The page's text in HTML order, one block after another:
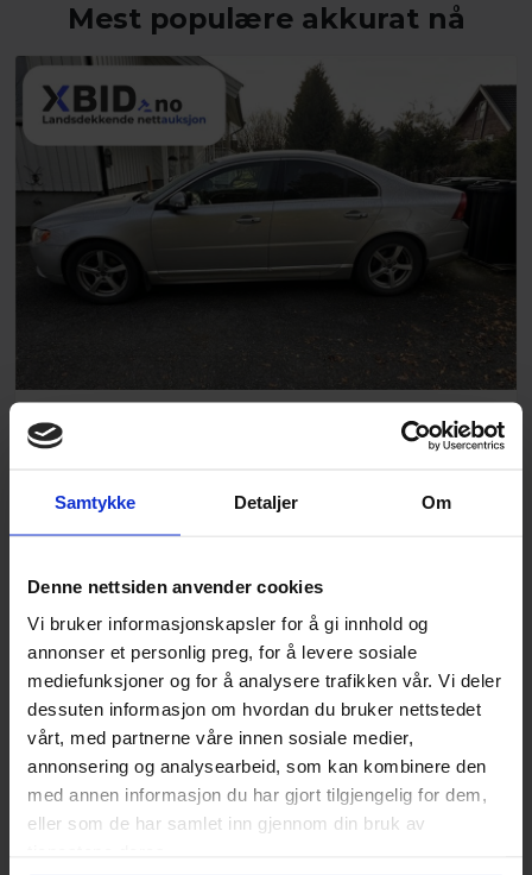
Samtykke Detaljer Om
Denne nettsiden anvender cookies
Vi bruker informasjonskapsler for å gi innhold og
annonser et personlig preg, for å levere sosiale
mediefunksjoner og for å analysere trafikken vår. Vi deler
dessuten informasjon om hvordan du bruker nettstedet
vårt, med partnerne våre innen sosiale medier,
annonsering og analysearbeid, som kan kombinere den
med annen informasjon du har gjort tilgjengelig for dem,
eller som de har samlet inn gjennom din bruk av
Mest populære akkurat nå
VOLVO S80 2011 mod 2.0 163hk
Nylig solgt